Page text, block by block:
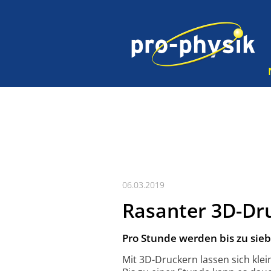
06.03.2019
Rasanter 3D-
Pro Stunde werden bis zu
Mit 3D-Druckern lassen sich